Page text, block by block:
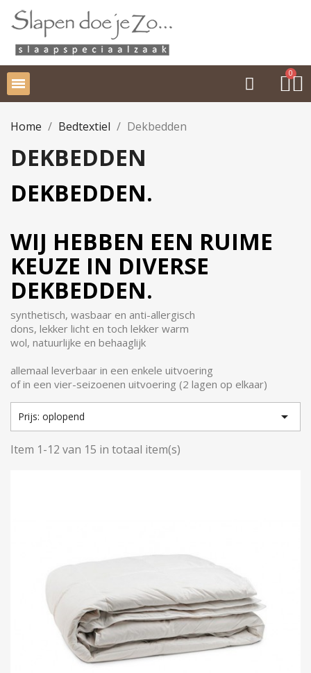
Home Bedtextiel Dekbedden
DEKBEDDEN
DEKBEDDEN.
WIJ HEBBEN EEN RUIME
KEUZE IN DIVERSE
DEKBEDDEN.
synthetisch, wasbaar en anti-allergisch
dons, lekker licht en toch lekker warm
wol, natuurlijke en behaaglijk
allemaal leverbaar in een enkele uitvoering
of in een vier-seizoenen uitvoering (2 lagen op elkaar)
Prijs: oplopend 
Item 1-12 van 15 in totaal item(s)